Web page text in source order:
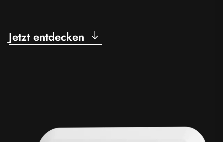
Jetzt entdecken